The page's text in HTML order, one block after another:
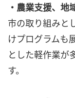
・農業支援、地
市の取り組みと
けプログラムも
とした軽作業が
す。